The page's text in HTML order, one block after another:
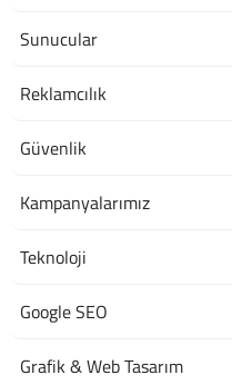
Sunucular
Reklamcılık
Güvenlik
Kampanyalarımız
Teknoloji
Google SEO
Grafik & Web Tasarım